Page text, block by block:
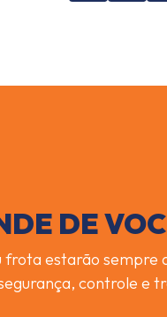
DE
frota estarão sempre
controle e